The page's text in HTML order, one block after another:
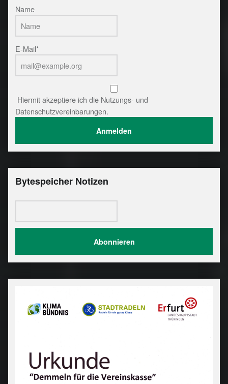
Name
E-Mail*
Hiermit akzeptiere ich die Nutzungs- und
Datenschutzvereinbarungen.
Bytespeicher Notizen